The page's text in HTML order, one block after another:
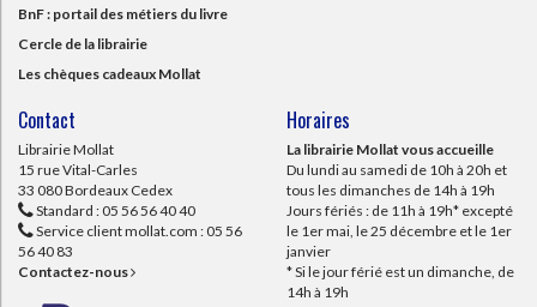
BnF : portail des métiers du livre
Cercle de la librairie
Les chèques cadeaux Mollat
Contact
Librairie Mollat
15 rue Vital-Carles
33 080 Bordeaux Cedex
Standard : 05 56 56 40 40
Service client mollat.com : 05 56
56 40 83
Contactez-nous
Horaires
La librairie Mollat vous accueille
Du lundi au samedi de 10h à 20h et
tous les dimanches de 14h à 19h
Jours fériés : de 11h à 19h* excepté
le 1er mai, le 25 décembre et le 1er
janvier
* Si le jour férié est un dimanche, de
14h à 19h